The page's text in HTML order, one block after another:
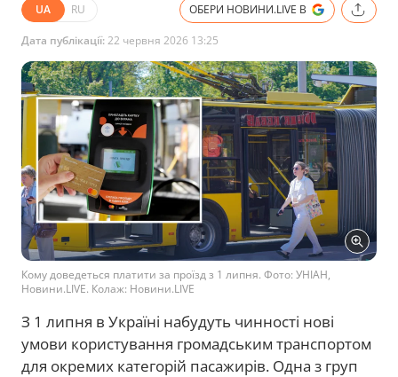
UA RU ОБЕРИ НОВИНИ.LIVE В
Дата публікації:22 червня 2026 13:25
Кому доведеться платити за проїзд з 1 липня. Фото: УНІАН,
Новини.LIVE. Колаж: Новини.LIVE
З 1 липня в Україні набудуть чинності нові
умови користування громадським транспортом
для окремих категорій пасажирів. Одна з груп